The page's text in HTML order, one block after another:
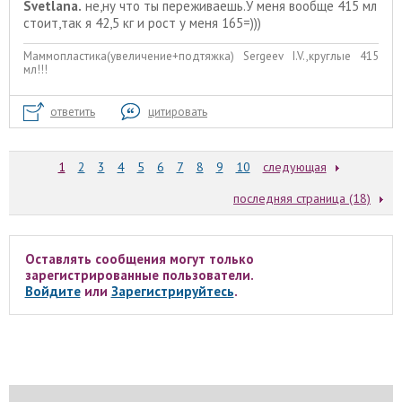
Svetlana. не,ну что ты переживаешь.У меня вообще 415 мл
стоит,так я 42,5 кг и рост у меня 165=)))
Маммопластика(увеличение+подтяжка) Sergeev I.V.,круглые 415
мл!!!
ответить цитировать
1 2 3 4 5 6 7 8 9 10
следующая
последняя страница (18)
Оставлять сообщения могут только
зарегистрированные пользователи.
Войдитеили Зарегистрируйтесь.